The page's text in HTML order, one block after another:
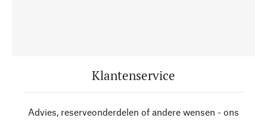
Klantenservice
Advies, reserveonderdelen of andere wensen - ons